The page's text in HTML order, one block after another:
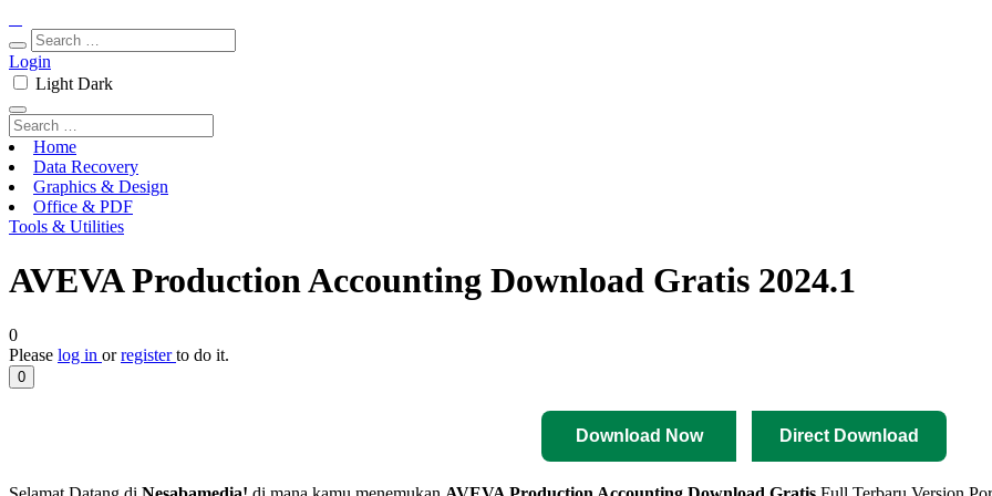
Login
Light Dark
Home
Data Recovery
Graphics & Design
Office & PDF
Tools & Utilities
AVEVA Production Accounting Download Gratis 2024.1
0
Please log in orregisterto do it.
0
Download Now Direct Download